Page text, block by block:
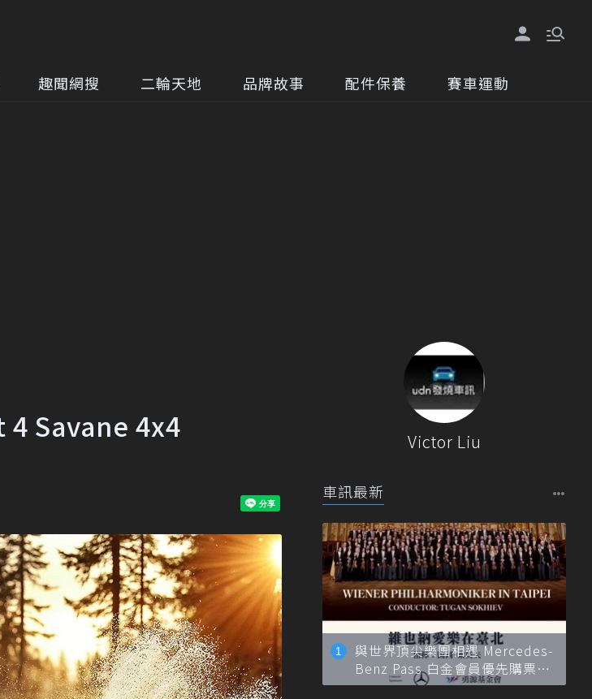
趣聞網搜 二輪天地 品牌故事 配件保養 賽車運動
4 Savane 4x4
Victor Liu
車訊最新
與世界頂尖樂團相遇 Mercedes-
Benz Pass 白金會員優先購票維
也納愛樂